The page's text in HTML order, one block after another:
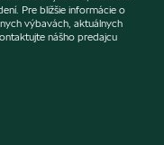
Pre bližšie informácie o
výbavách, aktuálnych
nášho predajcu